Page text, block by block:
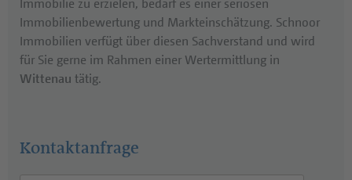
Immobilie zu erzielen, bedarf es einer seriösen
Immobilienbewertung und Markteinschätzung. Schnoor
Immobilien verfügt über diesen Sachverstand und wird
für Sie gerne im Rahmen einer Wertermittlung in
Wittenau tätig.
Kontaktanfrage